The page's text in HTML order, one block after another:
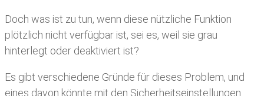
Doch was ist zu tun, wenn diese nützliche Funktion
plötzlich nicht verfügbar ist, sei es, weil sie grau
hinterlegt oder deaktiviert ist?
Es gibt verschiedene Gründe für dieses Problem, und
eines davon könnte mit den Sicherheitseinstellungen